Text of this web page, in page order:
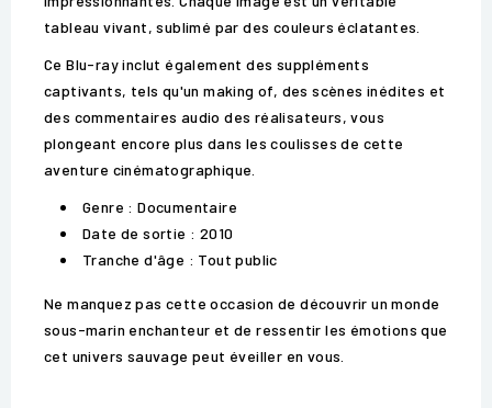
tableau vivant, sublimé par des couleurs éclatantes.
Ce Blu-ray inclut également des suppléments
captivants, tels qu'un making of, des scènes inédites et
des commentaires audio des réalisateurs, vous
plongeant encore plus dans les coulisses de cette
aventure cinématographique.
Genre : Documentaire
Date de sortie : 2010
Tranche d'âge : Tout public
Ne manquez pas cette occasion de découvrir un monde
sous-marin enchanteur et de ressentir les émotions que
cet univers sauvage peut éveiller en vous.